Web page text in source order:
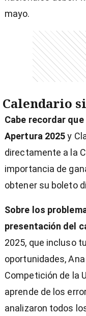
mayo.
Calendario
Cabe recordar
Apertura 2025y
directamente a la
importancia de
obtener su boleto
Sobre los
presentación del
2025, que incluso
oportunidades,
Competición de la
aprende de los
analizaron todos